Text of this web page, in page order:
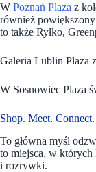
W Poznań Plaza z
również
to także Ryłko,
Galeria Lublin Plaza
W Sosnowiec Plaza
Shop. Meet. Connect.
To główna myśl
to miejsca, w których
i rozrywki.